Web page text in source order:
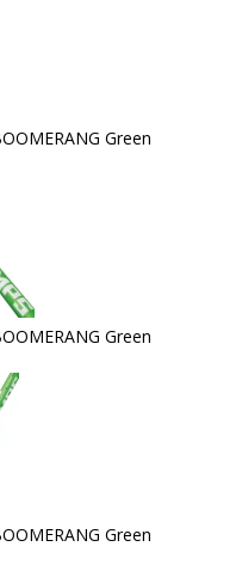
Green
Green
Green